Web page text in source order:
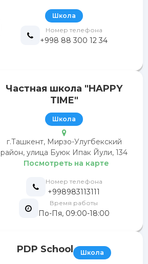
Школа
Номер телефона
+998 88 300 12 34
Частная школа "HAPPY
TIME"
Школа
г.Ташкент, Мирзо-Улугбекский
район, улица Буюк Ипак Йули, 134
Посмотреть на карте
Номер телефона
+998983113111
Время работы
По-Пя, 09:00-18:00
PDP School Школа